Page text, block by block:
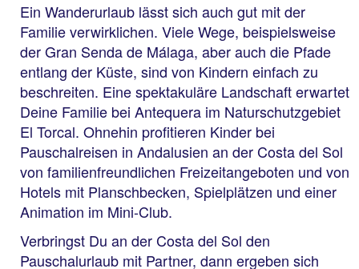
Ein Wanderurlaub lässt sich auch gut mit der
Familie verwirklichen. Viele Wege, beispielsweise
der Gran Senda de Málaga, aber auch die Pfade
entlang der Küste, sind von Kindern einfach zu
beschreiten. Eine spektakuläre Landschaft erwartet
Deine Familie bei Antequera im Naturschutzgebiet
El Torcal. Ohnehin profitieren Kinder bei
Pauschalreisen in Andalusien an der Costa del Sol
von familienfreundlichen Freizeitangeboten und von
Hotels mit Planschbecken, Spielplätzen und einer
Animation im Mini-Club.
Verbringst Du an der Costa del Sol den
Pauschalurlaub mit Partner, dann ergeben sich